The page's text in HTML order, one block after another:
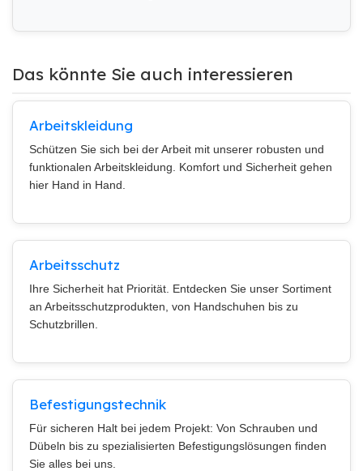
Das könnte Sie auch interessieren
Arbeitskleidung
Schützen Sie sich bei der Arbeit mit unserer robusten und
funktionalen Arbeitskleidung. Komfort und Sicherheit gehen
hier Hand in Hand.
Arbeitsschutz
Ihre Sicherheit hat Priorität. Entdecken Sie unser Sortiment
an Arbeitsschutzprodukten, von Handschuhen bis zu
Schutzbrillen.
Befestigungstechnik
Für sicheren Halt bei jedem Projekt: Von Schrauben und
Dübeln bis zu spezialisierten Befestigungslösungen finden
Sie alles bei uns.